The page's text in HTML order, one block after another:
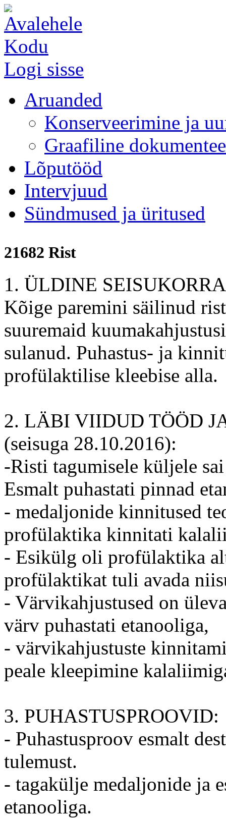
Kodu
Logi sisse
Aruanded
Konserveerimine ja
Graafiline
Lõputööd
Intervjuud
Sündmused ja üritused
21682 Rist
1. ÜLDINE
Kõige paremini säilinud
suuremaid
sulanud. Puhastus- ja
profülaktilise kleebise alla.
2. LÄBI VIIDUD TÖÖD
(seisuga 28.10.2016):
-Risti tagumisele küljele
Esmalt puhastati pinnad
- medaljonide kinnitused
profülaktika kinnitati
- Esikülg oli profülaktika
profülaktikat tuli avada
- Värvikahjustused on
värv puhastati etanooliga,
- värvikahjustuste
peale kleepimine
3. PUHASTUSPROOVID:
- Puhastusproov esmalt
tulemust.
- tagakülje medaljonide ja
etanooliga.